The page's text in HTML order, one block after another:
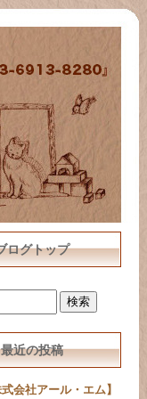
ログトップ
最近の投稿
会社アール・エム】